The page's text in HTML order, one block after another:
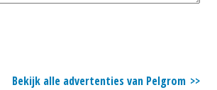
Bekijk alle advertenties van Pelgrom